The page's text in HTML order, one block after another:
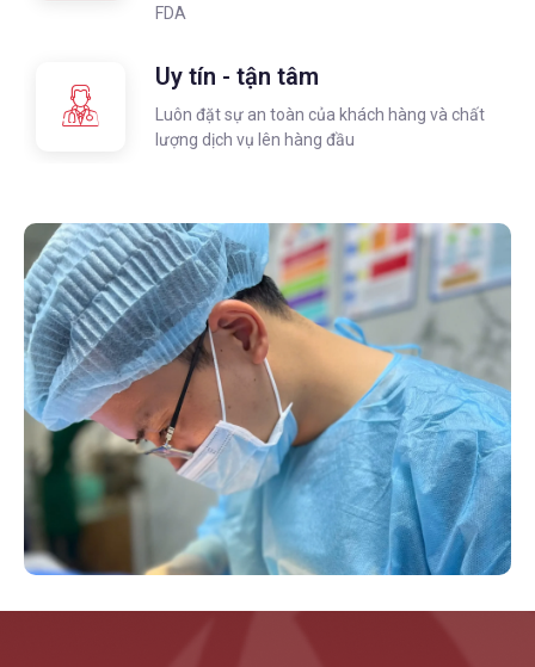
FDA
Uy tín - tận tâm
Luôn đặt sự an toàn của khách hàng và chất
lượng dịch vụ lên hàng đầu